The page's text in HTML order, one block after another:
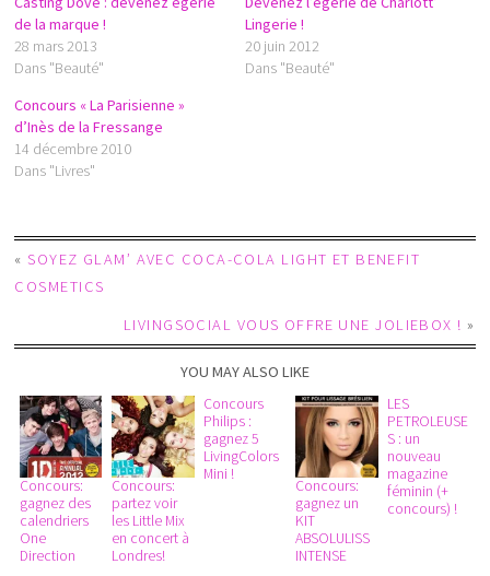
de la marque !
28 mars 2013
Dans "Beauté"
Lingerie !
20 juin 2012
Dans "Beauté"
Concours « La Parisienne »
d’Inès de la Fressange
14 décembre 2010
Dans "Livres"
«SOYEZ GLAM’ AVEC COCA-COLA LIGHT ET BENEFIT
COSMETICS
LIVINGSOCIAL VOUS OFFRE UNE JOLIEBOX ! »
YOU MAY ALSO LIKE
Concours:
gagnez des
calendriers
One
Direction
Concours:
partez voir
les Little Mix
en concert à
Londres!
Concours
Philips :
gagnez 5
LivingColors
Mini !
Concours:
gagnez un
KIT
ABSOLULISS
INTENSE
LES
PETROLEUSE
S : un
nouveau
magazine
féminin (+
concours) !